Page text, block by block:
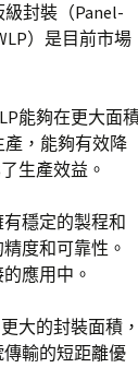
封裝（Panel-
）是目前市場
能夠在更大面
，能夠有效降
生產效益。
穩定的製程和
度和可靠性。
應用中。
大的封裝面積，
輸的短距離優